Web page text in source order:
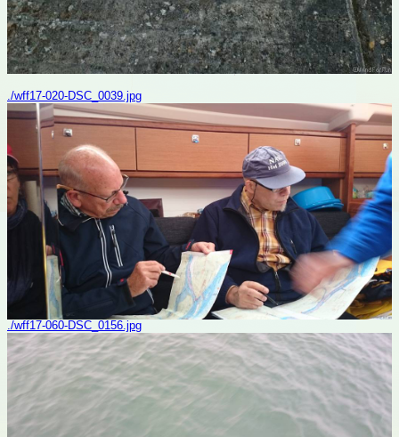
./wff17-020-DSC_0039.jpg
./wff17-060-DSC_0156.jpg